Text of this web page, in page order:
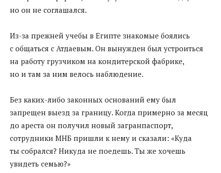
но он не соглашался.
Из-за прежней учебы в Египте знакомые боялись
с общаться с Атдаевым. Он вынужден был устроиться
на работу грузчиком на кондитерской фабрике,
но и там за ним велось наблюдение.
Без каких-либо законных оснований ему был
запрещен выезд за границу. Когда примерно за месяц
до ареста он получил новый загранпаспорт,
сотрудники МНБ пришли к нему и сказали: «Куда
ты собрался? Никуда не поедешь. Ты же хочешь
увидеть семью?»